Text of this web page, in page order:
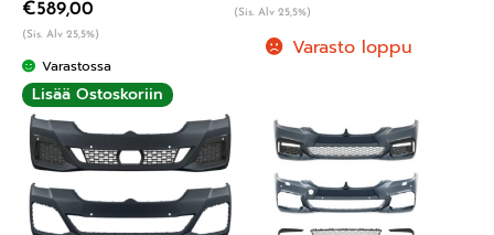
€589,00
(Sis. Alv 25,5%)
Varastossa
Lisää Ostoskoriin
(Sis. Alv 25,5%)
Varasto loppu